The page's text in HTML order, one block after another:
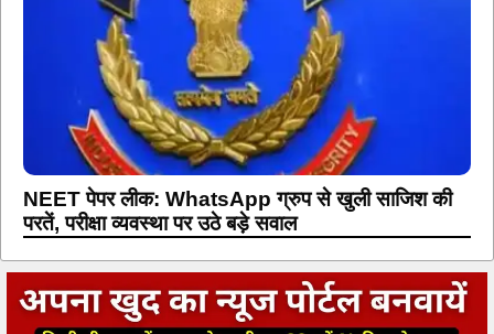
NEET पेपर लीक: WhatsApp ग्रुप से खुली साजिश की
परतें, परीक्षा व्यवस्था पर उठे बड़े सवाल